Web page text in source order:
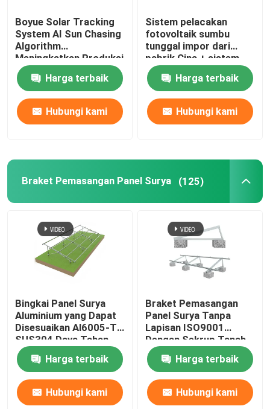
Talang Atap Metal
Baki Kabel Galvanis
Plat Baja Anti Selip
Boyue Solar Tracking
System AI Sun Chasing
Algorithm
Meningkatkan Produksi
Listrik
Harga terbaik
Hubungi kami
Sistem pelacakan
fotovoltaik sumbu
tunggal impor dari
pabrik Cina + sistem
pembersihan panel
fotovoltaik sendiri
Harga terbaik
Hubungi kami
Braket Pemasangan Panel Surya (125)
Bingkai Panel Surya
Aluminium yang Dapat
Disesuaikan Al6005-T5
SUS304 Daya Tahan
Tinggi
Harga terbaik
Hubungi kami
Braket Pemasangan
Panel Surya Tanpa
Lapisan ISO9001
Dengan Sekrup Tanah
Harga terbaik
Hubungi kami